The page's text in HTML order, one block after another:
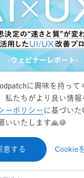
ハウ
イン】意思決定の
用したUI/UX改善
ト）
に興味を持って
私たちがより良い情報
ーポリシー に基づいた
いいたします🙏🍪
意する Cookie